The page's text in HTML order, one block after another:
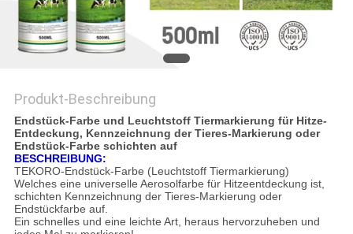
Produkt-Beschreibung
Endstück-Farbe und Leuchtstoff Tiermarkierung für Hitze-
Entdeckung, Kennzeichnung der Tieres-Markierung oder
Endstück-Farbe schichten auf
BESCHREIBUNG:
TEKORO-Endstück-Farbe (Leuchtstoff Tiermarkierung)
Welches eine universelle Aerosolfarbe für Hitzeentdeckung ist,
schichten Kennzeichnung der Tieres-Markierung oder
Endstückfarbe auf.
Ein schnelles und eine leichte Art, heraus hervorzuheben und